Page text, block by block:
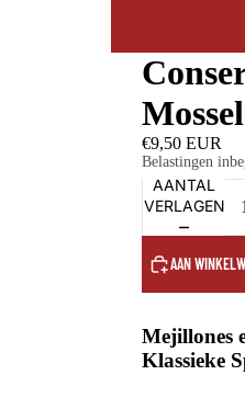
€9,50 EUR
Belastingen
AANTAL
VERLAGEN
AAN
Mejillones
Klassieke